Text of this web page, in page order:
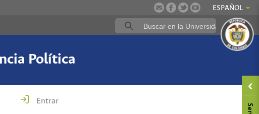
ESPAÑOL
Política
Entrar